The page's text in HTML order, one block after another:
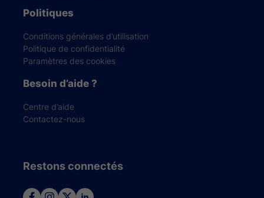
Politiques
Conditions générales d’utilisation
Politique de confidentialité
Paramètres des cookies
Besoin d’aide ?
Centre d’aide
Contactez-nous
Restons connectés